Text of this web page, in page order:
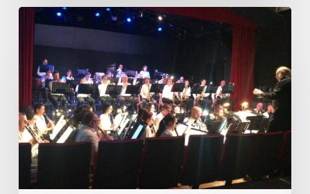
¡Únete
nosotros
enero
de
2027
para
una
quincena